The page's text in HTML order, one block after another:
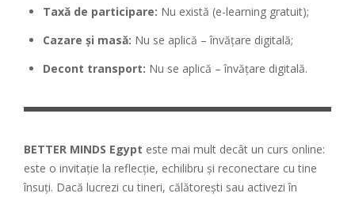
Taxă de participare: Nu există (e-learning gratuit);
Cazare și masă: Nu se aplică – învățare digitală;
Decont transport: Nu se aplică – învățare digitală.
BETTER MINDS Egypt este mai mult decât un curs online:
este o invitație la reflecție, echilibru și reconectare cu tine
însuți. Dacă lucrezi cu tineri, călătorești sau activezi în